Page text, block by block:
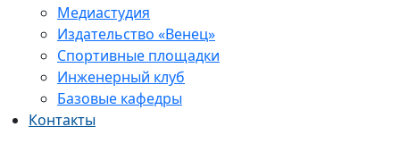
Медиастудия
Издательство «Венец»
Спортивные площадки
Инженерный клуб
Базовые кафедры
Контакты